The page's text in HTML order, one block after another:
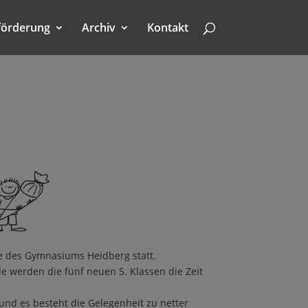
Archiv Kontakt
Gymnasiums Heidberg statt.
werden die fünf neuen 5. Klassen die Zeit
es besteht die Gelegenheit zu netter